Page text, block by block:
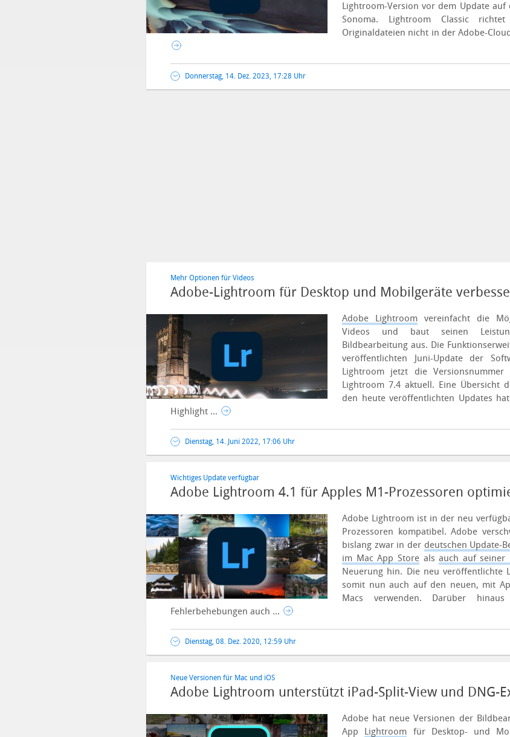
Lightroom-Version vor dem Update auf
Sonoma. Lightroom Classic
Originaldateien nicht in der Adobe-
Donnerstag, 14. Dez. 2023, 17:28 Uhr
Mehr Optionen für Videos
Adobe-Lightroom für Desktop und Mobilgeräte
Adobe Lightroom vereinfacht die
Videos und baut seinen
Bildbearbeitung aus. Die
veröffentlichten Juni-Update der
Lightroom jetzt die
Lightroom 7.4 aktuell. Eine Übersicht
den heute veröffentlichten Updates
Highlight ...
Dienstag, 14. Juni 2022, 17:06 Uhr
Wichtiges Update verfügbar
Adobe Lightroom 4.1 für Apples M1-Prozessoren
Adobe Lightroom ist in der neu
Prozessoren kompatibel. Adobe
bislang zwar in der deutschen Update-
im Mac App Storealsauch auf seiner
Neuerung hin. Die neu veröffentlichte
somit nun auch auf den neuen, mit
Macs verwenden. Darüber
Fehlerbehebungen auch ...
Dienstag, 08. Dez. 2020, 12:59 Uhr
Neue Versionen für Mac und iOS
Adobe Lightroom unterstützt iPad-Split-View und DNG-
Adobe hat neue Versionen der
App Lightroom für Desktop- und